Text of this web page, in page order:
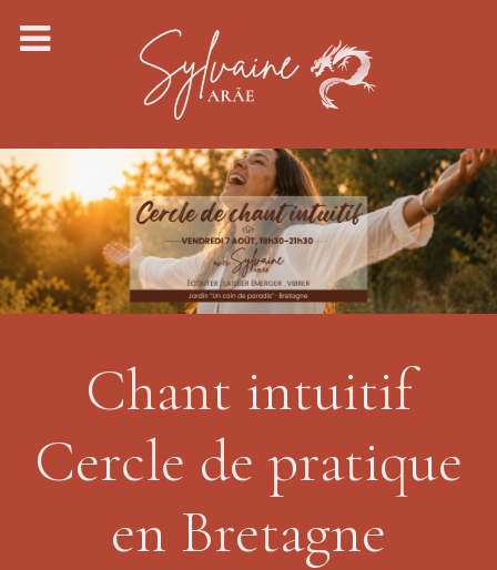
Chant intuitif
Cercle de pratique
en Bretagne